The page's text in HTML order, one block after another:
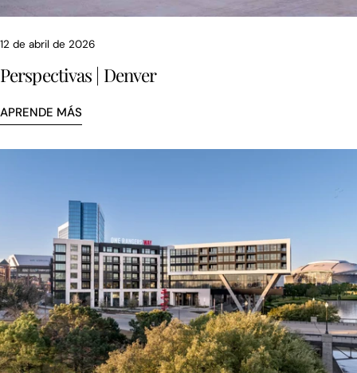
12 de abril de 2026
Perspectivas | Denver
APRENDE MÁS